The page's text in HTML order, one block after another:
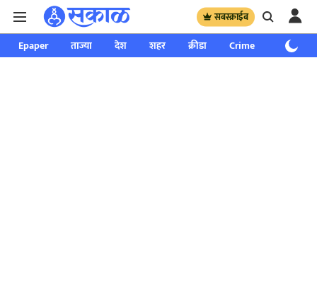
सबस्क्राईब
Epaper ताज्या देश शहर क्रीडा Crime साप्ताहिक